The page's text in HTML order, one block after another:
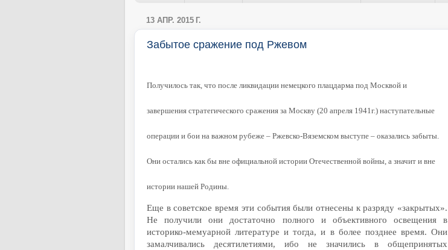
13 АПР. 2015 Г.
Забытое сражение под Ржевом
Получилось так, что после ликвидации немецкого плацдарма под Москвой и
завершения стратегического сражения за Москву (20 апреля 1941г.) наступательные
операции и бои на важном рубеже – Ржевско-Вяземском выступе – оказались забыты.
Они остались как бы вне официальной истории Отечественной войны, а значит и вне
истории нашей Родины.
Еще в советское время эти события были отнесены к разряду «закрытых».
Не получили они достаточно полного и объективного освещения в
историко-мемуарной литературе и тогда, и в более позднее время. Они
замалчивались десятилетиями, ибо не значились в общепринятых